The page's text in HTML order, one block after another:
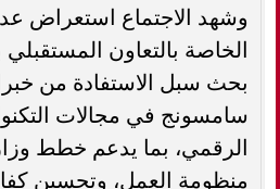
وشهد الاجتماع استعراض
الخاصة بالتعاون المستقبلي
بحث سبل الاستفادة من
سامسونج في مجالات
الرقمي، بما يدعم خطط
منظومة العمل، وتحسين